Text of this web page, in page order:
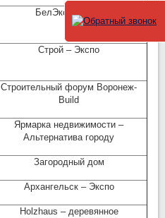
БелЭкспоСтрой
Строй – Экспо
Строительный форум Воронеж-
Build
Ярмарка недвижимости –
Альтернатива городу
Загородный дом
Архангельск – Экспо
Holzhaus – деревянное